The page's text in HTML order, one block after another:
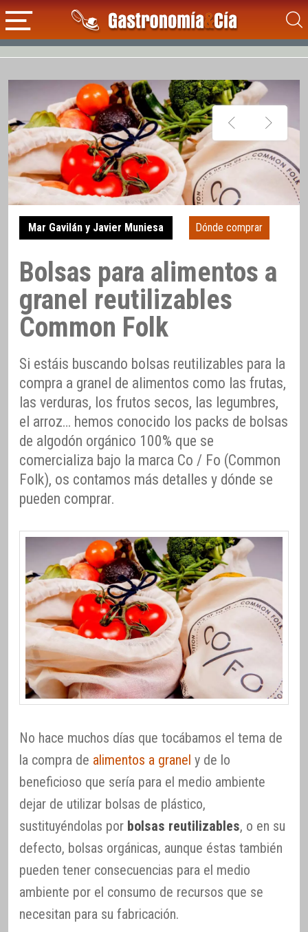
Mar Gavilán y Javier Muniesa Dónde comprar
Bolsas para alimentos a
granel reutilizables
Common Folk
Si estáis buscando bolsas reutilizables para la
compra a granel de alimentos como las frutas,
las verduras, los frutos secos, las legumbres,
el arroz… hemos conocido los packs de bolsas
de algodón orgánico 100% que se
comercializa bajo la marca Co / Fo (Common
Folk), os contamos más detalles y dónde se
pueden comprar.
No hace muchos días que tocábamos el tema de
la compra de alimentos a granel y de lo
beneficioso que sería para el medio ambiente
dejar de utilizar bolsas de plástico,
sustituyéndolas por bolsas reutilizables, o en su
defecto, bolsas orgánicas, aunque éstas también
pueden tener consecuencias para el medio
ambiente por el consumo de recursos que se
necesitan para su fabricación.